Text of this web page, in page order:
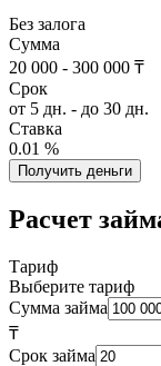
Без залога
Сумма
20 000 - 300 000 ₸
Срок
от 5 дн. - до 30 дн.
Ставка
0.01 %
Получить деньги
Расчет
Тариф
Выберите тариф
Сумма займа
₸
Срок займа